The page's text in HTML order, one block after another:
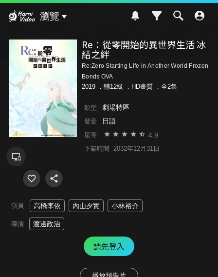
瀏覽
Re：從零開始的異世界生活 冰
結之絆
Re:Zero Starting Life in Another World Frozen
Bonds OVA
2019 ． 輔12級 ．HD畫質 ．全2集
類型 劇場特區
發音 日語
星等 4.9
下架時間 2032年12月31日
演員 高橋李依 內山夕實 小林裕介
導演 渡邊政治
請先登入